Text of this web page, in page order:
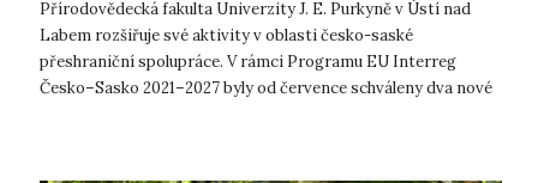
partnery
Přírodovědecká fakulta Univerzity J. E. Purkyně v Ústí nad
Labem rozšiřuje své aktivity v oblasti česko-saské
přeshraniční spolupráce. V rámci Programu EU Interreg
Česko–Sasko 2021–2027 byly od července schváleny dva nové